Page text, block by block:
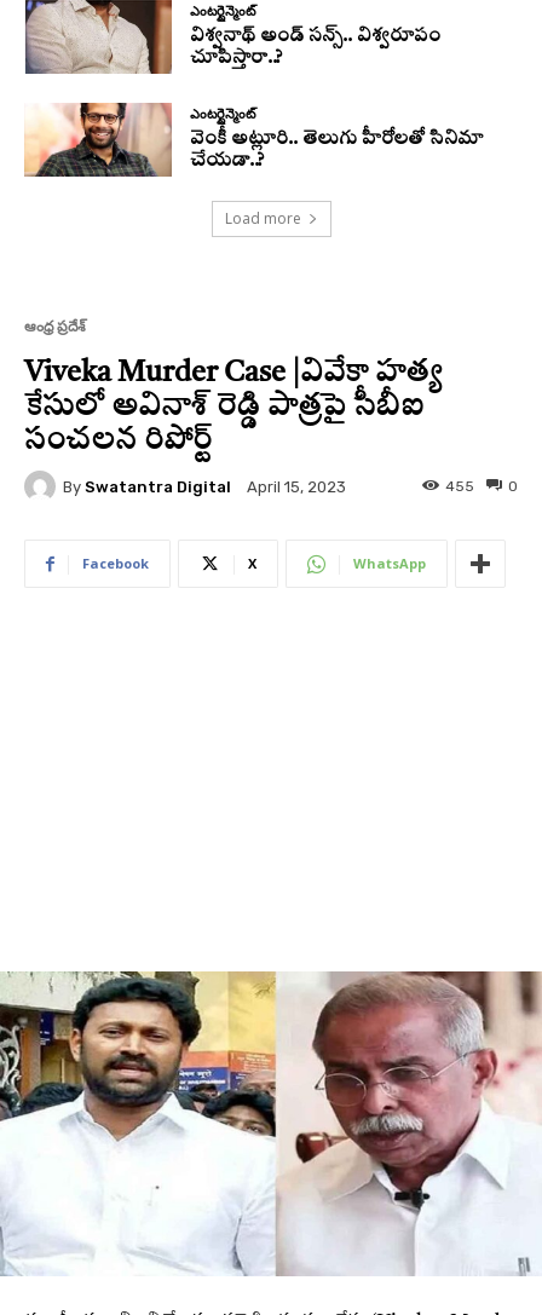
ఎంటర్టైన్మెంట్
విశ్వనాథ్ అండ్ సన్స్.. విశ్వరూపం
చూపిస్తారా..?
ఎంటర్టైన్మెంట్
వెంకీ అట్లూరి.. తెలుగు హీరోలతో సినిమా
చేయడా..?
Load more